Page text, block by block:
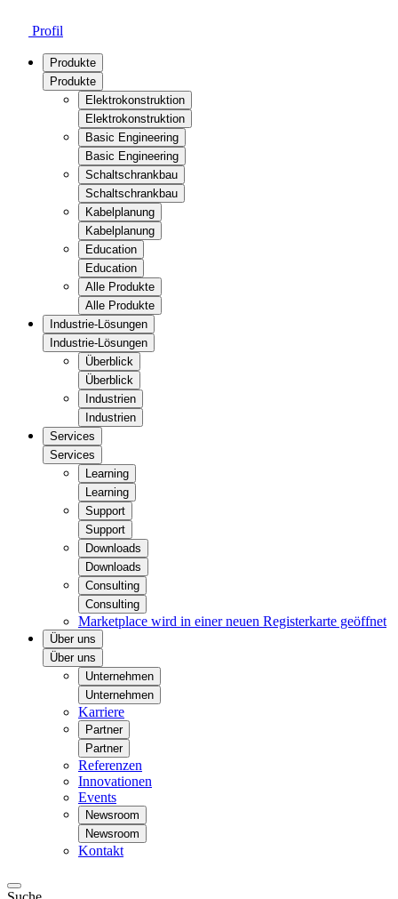
Profil
Produkte
Produkte
Elektrokonstruktion
Elektrokonstruktion
Basic Engineering
Basic Engineering
Schaltschrankbau
Schaltschrankbau
Kabelplanung
Kabelplanung
Education
Education
Alle Produkte
Alle Produkte
Industrie-Lösungen
Industrie-Lösungen
Überblick
Überblick
Industrien
Industrien
Services
Services
Learning
Learning
Support
Support
Downloads
Downloads
Consulting
Consulting
Marketplace wird in einer neuen Registerkarte geöffnet
Über uns
Über uns
Unternehmen
Unternehmen
Karriere
Partner
Partner
Referenzen
Innovationen
Events
Newsroom
Newsroom
Kontakt